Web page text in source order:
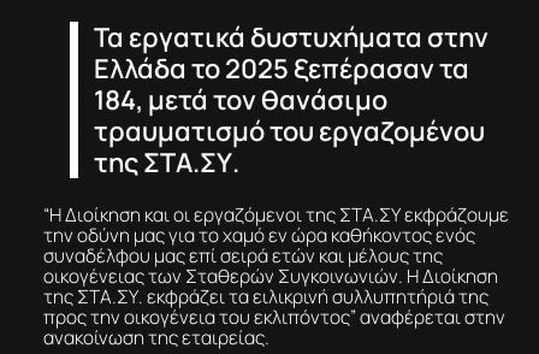
Τα εργατικά δυστυχήματα στην
Ελλάδα το 2025 ξεπέρασαν τα
184, μετά τον θανάσιμο
τραυματισμό του εργαζομένου
της ΣΤΑ.ΣΥ.
“Η Διοίκηση και οι εργαζόμενοι της ΣΤΑ.ΣΥ εκφράζουμε
την οδύνη μας για το χαμό εν ώρα καθήκοντος ενός
συναδέλφου μας επί σειρά ετών και μέλους της
οικογένειας των Σταθερών Συγκοινωνιών. Η Διοίκηση
της ΣΤΑ.ΣΥ. εκφράζει τα ειλικρινή συλλυπητήριά της
προς την οικογένεια του εκλιπόντος” αναφέρεται στην
ανακοίνωση της εταιρείας.